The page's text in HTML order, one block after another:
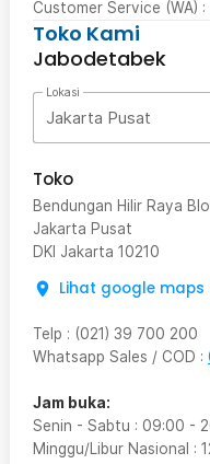
Customer Service (WA) :
Toko Kami
Jabodetabek
Lokasi
Jakarta Pusat
Toko
Bendungan Hilir Raya
Jakarta Pusat
DKI Jakarta 10210
Lihat google maps
Telp : (021) 39 700 200
Whatsapp Sales / COD :
Jam buka:
Senin - Sabtu : 09:00 -
Minggu/Libur Nasional :